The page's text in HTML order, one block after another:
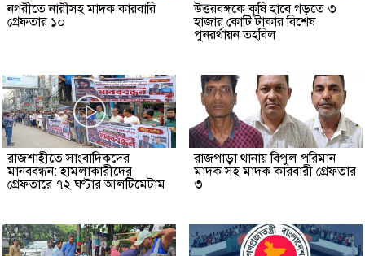
নগরীতে নারীসহ মাদক কারবারি
গ্রেফতার ১০
উত্তরবঙ্গকে কৃষি হাবে গড়তে ৩
হাজার কোটি টাকার বিশেষ
পুনরর্থায়ন তহবিল
রাজশাহীতে সাংবাদিকদের
মানববন্ধন: হামলাকারীদের
গ্রেফতারে ৭২ ঘণ্টার আলটিমেটাম
রাজপাড়া থানায় বিপুল পরিমান
মাদক সহ মাদক কারবারী গ্রেফতার
৩